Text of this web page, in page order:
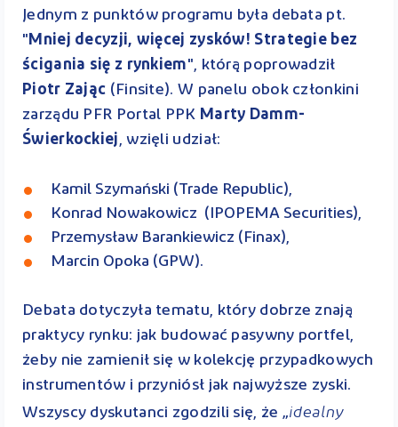
Jednym z punktów programu była debata pt.
"Mniej decyzji, więcej zysków! Strategie bez
ścigania się z rynkiem", którą poprowadził
Piotr Zając (Finsite). W panelu obok członkini
zarządu PFR Portal PPK Marty Damm-
Świerkockiej, wzięli udział:
Kamil Szymański (Trade Republic),
Konrad Nowakowicz (IPOPEMA Securities),
Przemysław Barankiewicz (Finax),
Marcin Opoka (GPW).
Debata dotyczyła tematu, który dobrze znają
praktycy rynku: jak budować pasywny portfel,
żeby nie zamienił się w kolekcję przypadkowych
instrumentów i przyniósł jak najwyższe zyski.
Wszyscy dyskutanci zgodzili się, że „idealny